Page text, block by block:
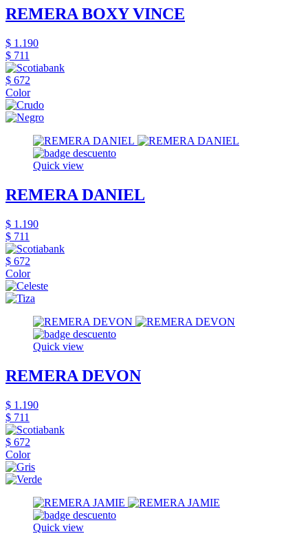
REMERA BOXY VINCE
$ 1.190
$ 711
$ 672
Color
Quick view
REMERA DANIEL
$ 1.190
$ 711
$ 672
Color
Quick view
REMERA DEVON
$ 1.190
$ 711
$ 672
Color
Quick view